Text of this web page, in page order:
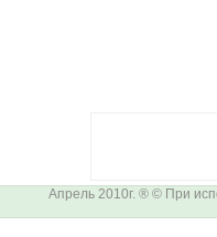
Апрель 2010г. ® © При